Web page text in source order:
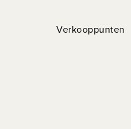
Verkooppunten